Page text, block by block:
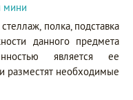
мини
полка, подставка
данного предмета
является ее
разместят необходимые